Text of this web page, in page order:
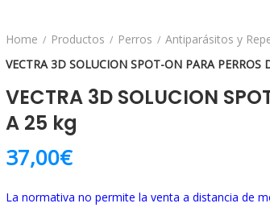
Home Productos Perros
Antiparásitos y
VECTRA 3D SOLUCION SPOT-ON PARA PERROS
VECTRA 3D SOLUCION
A 25 kg
37,00€
La normativa no permite la venta a distancia de